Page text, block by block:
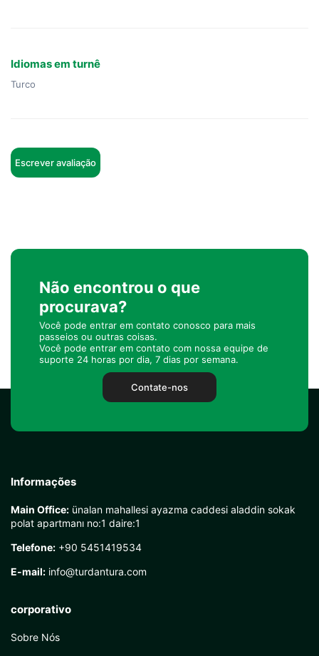
Idiomas em turnê
Turco
Escrever avaliação
Não encontrou o que
procurava?
Você pode entrar em contato conosco para mais
passeios ou outras coisas.
Você pode entrar em contato com nossa equipe de
suporte 24 horas por dia, 7 dias por semana.
Contate-nos
Informações
Main Office: ünalan mahallesi ayazma caddesi aladdin sokak
polat apartmanı no:1 daire:1
Telefone: +90 5451419534
E-mail: info@turdantura.com
corporativo
Sobre Nós